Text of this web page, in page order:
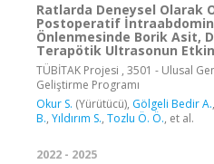
Ratlarda Deneysel Olarak
Postoperatif
Önlenmesinde Borik Asit,
Terapötik Ultrasonun
TÜBİTAK Projesi , 3501 - Ulusal
Geliştirme Programı
Okur S. (Yürütücü), Gölgeli Bedir A.,
B., Yıldırım S., Tozlu Ö. Ö., et al.
2022 - 2025